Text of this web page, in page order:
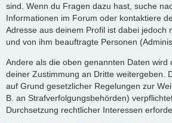
sind. Wenn du Fragen dazu hast, suche
Informationen im Forum oder kontaktiere
Adresse aus deinem Profil ist dabei jedoch
und von ihm beauftragte Personen
Andere als die oben genannten Daten wird
deiner Zustimmung an Dritte weitergeben.
auf Grund gesetzlicher Regelungen zur
B. an Strafverfolgungsbehörden)
Durchsetzung rechtlicher Interessen